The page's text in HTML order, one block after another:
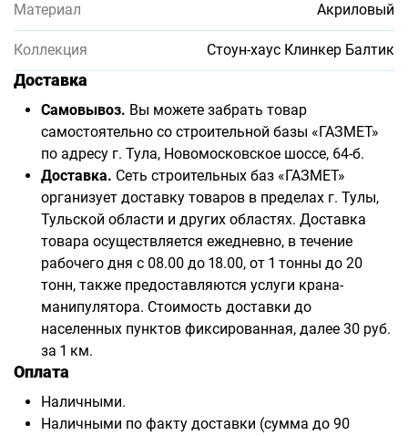
Материал Акриловый
Коллекция Стоун-хаус Клинкер Балтик
Доставка
Самовывоз. Вы можете забрать товар
самостоятельно со строительной базы «ГАЗМЕТ»
по адресу г. Тула, Новомосковское шоссе, 64-б.
Доставка. Сеть строительных баз «ГАЗМЕТ»
организует доставку товаров в пределах г. Тулы,
Тульской области и других областях. Доставка
товара осуществляется ежедневно, в течение
рабочего дня с 08.00 до 18.00, от 1 тонны до 20
тонн, также предоставляются услуги крана-
манипулятора. Стоимость доставки до
населенных пунктов фиксированная, далее 30 руб.
за 1 км.
Оплата
Наличными.
Наличными по факту доставки (сумма до 90